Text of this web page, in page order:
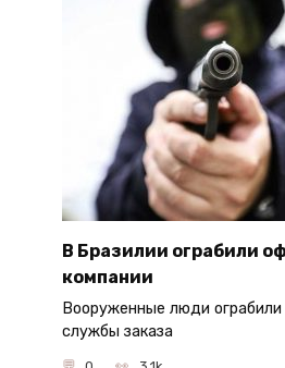
В Бразилии ограбили
компании
Вооруженные люди ограбили
службы заказа